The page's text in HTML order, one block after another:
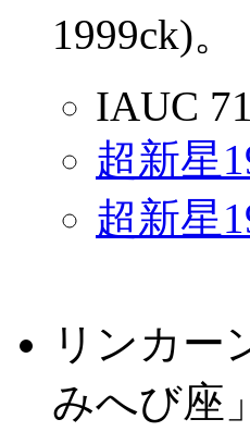
1999ck)。
IAUC
超新星
超新星
リンカー
みへび座